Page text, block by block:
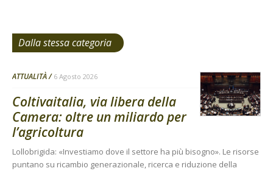
Dalla stessa categoria
ATTUALITÀ 6 Agosto 2026
Coltivaitalia, via libera della
Camera: oltre un miliardo per
l’agricoltura
Lollobrigida: «Investiamo dove il settore ha più bisogno». Le risorse
puntano su ricambio generazionale, ricerca e riduzione della